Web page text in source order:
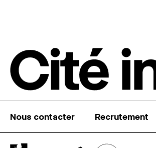
Nous contacter Recrutement